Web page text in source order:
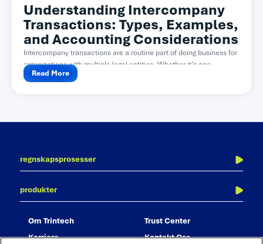
Understanding Intercompany
Transactions: Types, Examples,
and Accounting Considerations
Intercompany transactions are a routine part of doing business for
organizations with multiple legal entities. Whether it’s one...
Read More
regnskapsprosesser
produkter
om trintech
karriere
trust center
kontakt oss